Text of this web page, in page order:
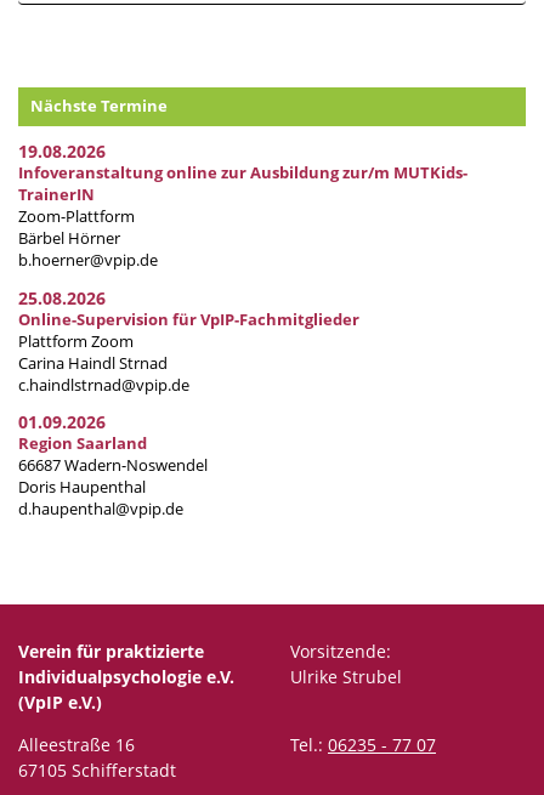
Nächste Termine
19.08.2026
Infoveranstaltung online zur Ausbildung zur/m MUTKids-
TrainerIN
Zoom-Plattform
Bärbel Hörner
b.hoerner@vpip.de
25.08.2026
Online-Supervision für VpIP-Fachmitglieder
Plattform Zoom
Carina Haindl Strnad
c.haindlstrnad@vpip.de
01.09.2026
Region Saarland
66687 Wadern-Noswendel
Doris Haupenthal
d.haupenthal@vpip.de
Verein für praktizierte
Individualpsychologie e.V.
(VpIP e.V.)
Vorsitzende:
Ulrike Strubel
Alleestraße 16
67105 Schifferstadt
Tel.: 06235 - 77 07